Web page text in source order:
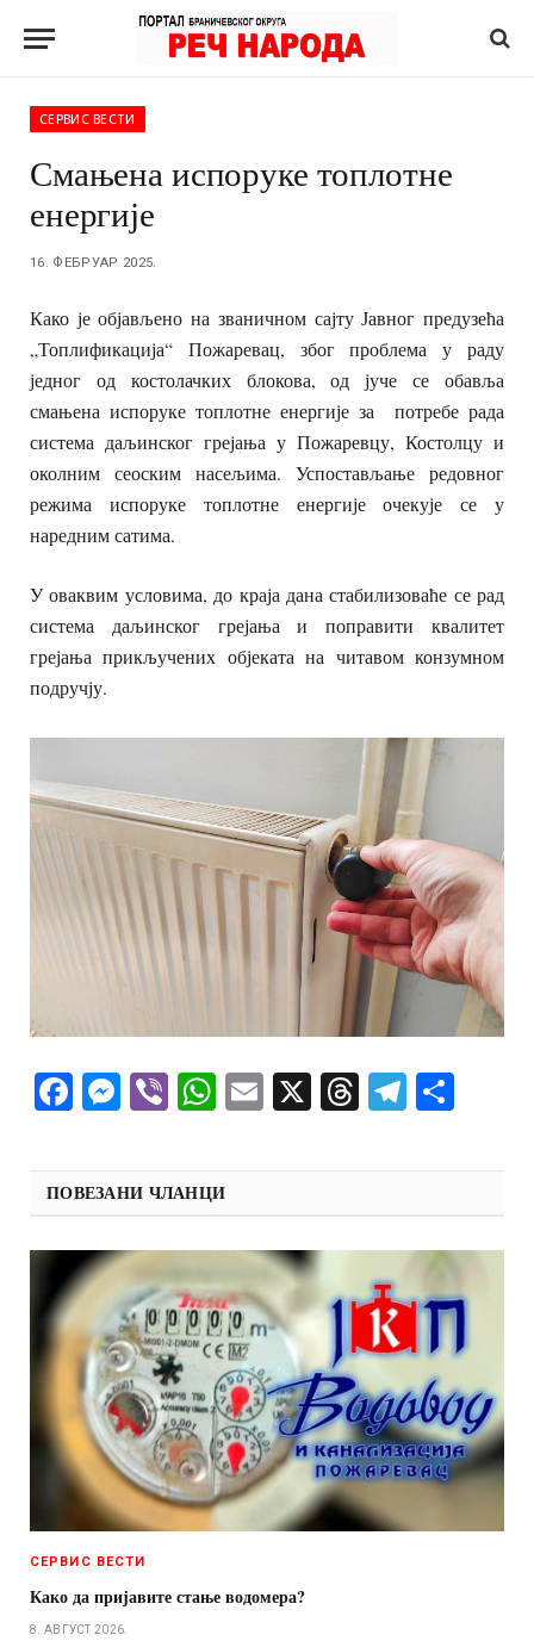
СЕРВИС ВЕСТИ
Смањена испоруке топлотне
енергије
16. ФЕБРУАР 2025.
Како је објављено на званичном сајту Јавног предузећа
„Топлификација“ Пожаревац, због проблема у раду
једног од костолачких блокова, од јуче се обавља
смањена испоруке топлотне енергије за потребе рада
система даљинског грејања у Пожаревцу, Костолцу и
околним сеоским насељима. Успостављање редовног
режима испоруке топлотне енергије очекује се у
наредним сатима.
У оваквим условима, до краја дана стабилизоваће се рад
система даљинског грејања и поправити квалитет
грејања прикључених објеката на читавом конзумном
подручју.
Facebook
Messenger
ViberWhatsApp
Email
X Threads
ПОВЕЗАНИ ЧЛАНЦИ
СЕРВИС ВЕСТИ
Како да пријавите стање водомера?
8. АВГУСТ 2026.